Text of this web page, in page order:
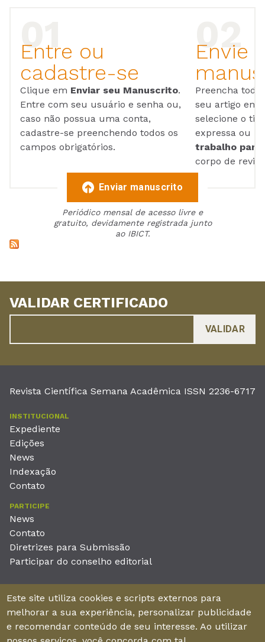
Entre ou
cadastre-se
Clique em Enviar seu Manuscrito.
Entre com seu usuário e senha ou,
caso não possua uma conta,
cadastre-se preenchendo todos os
campos obrigatórios.
Envie
Preencha
seu artigo em
selecione o
expressa ou
trabalho para
corpo de
Enviar manuscrito
Periódico mensal de acesso livre e
gratuito, devidamente registrada junto
ao IBICT.
VALIDAR CERTIFICADO
Revista Científica Semana Acadêmica ISSN 2236-6717
INSTITUCIONAL
Expediente
Edições
News
Indexação
Contato
PARTICIPE
News
Contato
Diretrizes para Submissão
Participar do conselho editorial
Unieducar Inteligência Educacional Ltda
CNPJ: 05.569.970/0001-26
Av. Desembargador Moreira, No. 2001 – 11º andar - Bairro
Este site utiliza cookies e scripts externos para
melhorar a sua experiência, personalizar publicidade
e recomendar conteúdo de seu interesse. Ao utilizar